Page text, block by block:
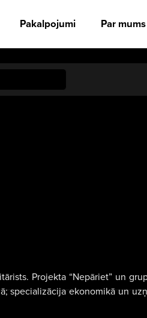
Pakalpojumi Par mums
Projekta “Nepāriet” un
specializācija ekonomikā un